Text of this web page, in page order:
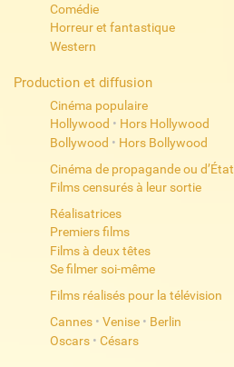
Comédie
Horreur et fantastique
Western
Production et diffusion
Cinéma populaire
Hollywood • Hors Hollywood
Bollywood • Hors Bollywood
Cinéma de propagande ou d’État
Films censurés à leur sortie
Réalisatrices
Premiers films
Films à deux têtes
Se filmer soi-même
Films réalisés pour la télévision
Cannes • Venise • Berlin
Oscars • Césars